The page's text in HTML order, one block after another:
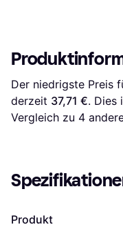
Der niedrigste Preis
derzeit 37,71 €. Dies
Vergleich zu 4
Produkt